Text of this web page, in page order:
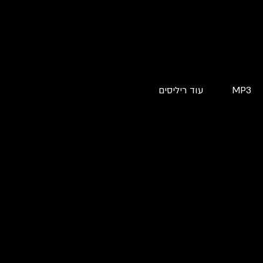
MP3 עוד ריליסים